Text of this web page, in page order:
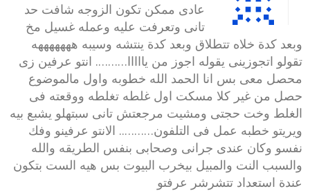
عادى ممكن تكون الزوجه شافت حد
تانى وتعرفت عليه وعمله غسيل مخ
وبعد كدة خلاه تتطلاق وبعد كدة ينتشه وسيبه هههههههه
تقولو اتجوزينى يقوله اجوز من يااااا………. انتو عرفين زى
محصل معى بس انا الحمد الله خطوبه واول مالموضوع
حصل من غير كلا مسكت اول غلطه تغلطه ووقعته فى
الغلط وخت حجتى ومشيت مرجعتش تانى سبتهلو يشبع بيه
ويريتو خطبه عمل فى التلفون……….. الانتو عرفينو وفك
نفسو وكان عندى جرانى وصحابى بنفس الطريقه والله
والسبب النت والمبيل بيخرب البيوت بس هيه الست بتكون
عندة استعداد تتشرشر عرفتو